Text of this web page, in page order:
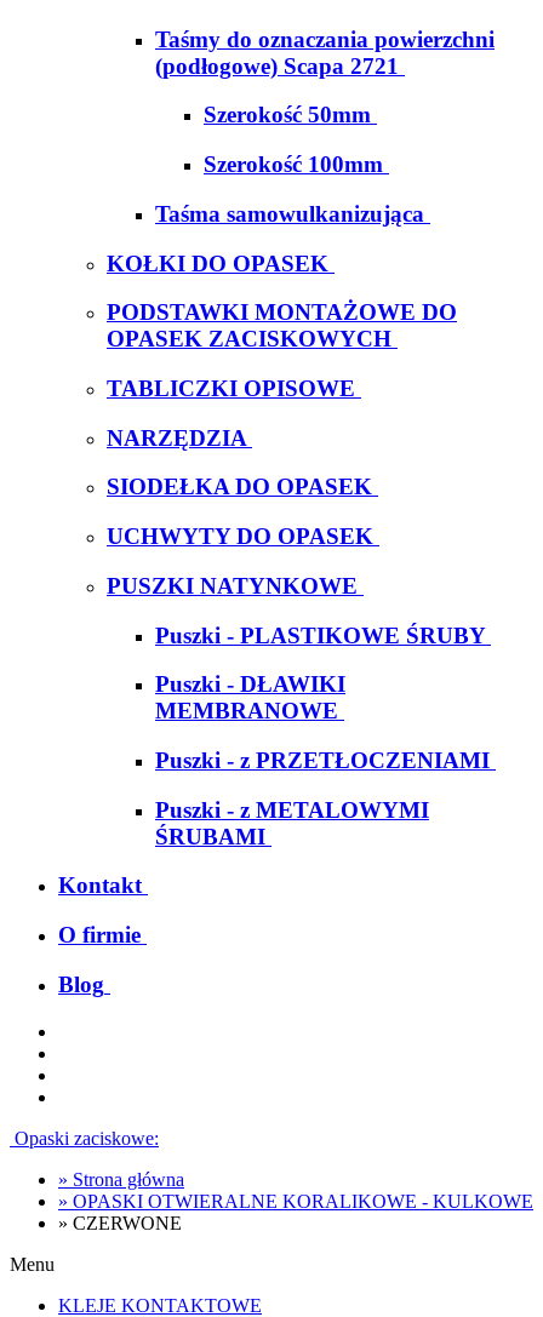
Taśmy do oznaczania powierzchni
(podłogowe) Scapa 2721
Szerokość 50mm
Szerokość 100mm
Taśma samowulkanizująca
KOŁKI DO OPASEK
PODSTAWKI MONTAŻOWE DO
OPASEK ZACISKOWYCH
TABLICZKI OPISOWE
NARZĘDZIA
SIODEŁKA DO OPASEK
UCHWYTY DO OPASEK
PUSZKI NATYNKOWE
Puszki - PLASTIKOWE ŚRUBY
Puszki - DŁAWIKI
MEMBRANOWE
Puszki - z PRZETŁOCZENIAMI
Puszki - z METALOWYMI
ŚRUBAMI
Kontakt
O firmie
Blog
Opaski zaciskowe:
» Strona główna
» OPASKI OTWIERALNE KORALIKOWE - KULKOWE
» CZERWONE
Menu
KLEJE KONTAKTOWE